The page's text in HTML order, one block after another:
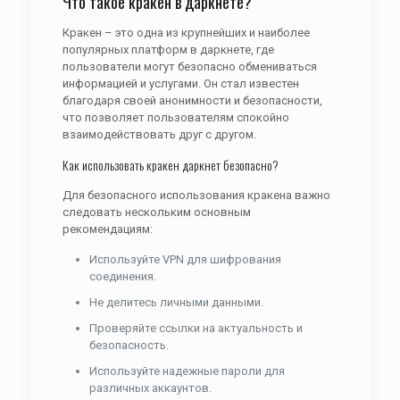
Кракен – это одна из крупнейших и наиболее
популярных платформ в даркнете, где
пользователи могут безопасно обмениваться
информацией и услугами. Он стал известен
благодаря своей анонимности и безопасности,
что позволяет пользователям спокойно
взаимодействовать друг с другом.
Как использовать кракен даркнет безопасно?
Для безопасного использования кракена важно
следовать нескольким основным
рекомендациям:
Используйте VPN для шифрования
соединения.
Не делитесь личными данными.
Проверяйте ссылки на актуальность и
безопасность.
Используйте надежные пароли для
различных аккаунтов.